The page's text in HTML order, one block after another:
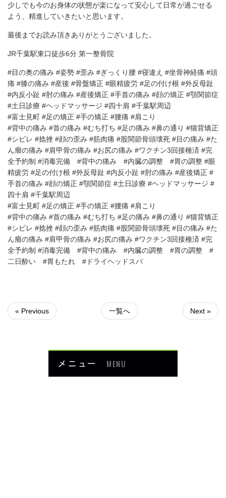
少しでも今のお身体の状態が楽になって安心して日常が過ごせる
よう、精進していきたいと思います。
最後までお読み頂きありがとうございました。
JR千葉駅東口徒歩6分 第一整骨院
#目の奥の痛み #姿勢 #歪み #ぎっくり腰 #寝違え #坐骨神経痛 #頭
痛 #膝の痛み #産後 #骨盤矯正 #眼精疲労 #足の付け根 #外反母趾
#内反小趾 #肘の痛み #産後矯正 #手首の痛み #顔の矯正 #顎関節症
#土日診療 #ヘッドマッサージ #四十肩 #千葉駅周辺
#富士見町 #足の矯正 #手の矯正 #腰痛 #肩こり
#背中の痛み #首の痛み #むち打ち #足の痛み #鼻の通り #猫背矯正
#シビレ #捻挫 #顔の歪み #筋肉痛 #股関節骨頭壊死 #目の痛み #た
ん瘤の痛み #肩甲骨の痛み #お尻の痛み #ワクチン3回接種済 #完
全予約制 #消毒完備 #背中の痛み #内臓の調整 #胃の調整 #眼
精疲労 #足の付け根 #外反母趾 #内反小趾 #肘の痛み #産後矯正 #
手首の痛み #顔の矯正 #顎関節症 #土日診療 #ヘッドマッサージ #
四十肩 #千葉駅周辺
#富士見町 #足の矯正 #手の矯正 #腰痛 #肩こり
#背中の痛み #首の痛み #むち打ち #足の痛み #鼻の通り #猫背矯正
#シビレ #捻挫 #顔の歪み #筋肉痛 #股関節骨頭壊死 #目の痛み #た
ん瘤の痛み #肩甲骨の痛み #お尻の痛み #ワクチン3回接種済 #完
全予約制 #消毒完備 #背中の痛み #内臓の調整 #胃の調整 #
二日酔い #胃もたれ #ドライヘッドスパ
« Previous 一覧へ Next »
メニュー MENU